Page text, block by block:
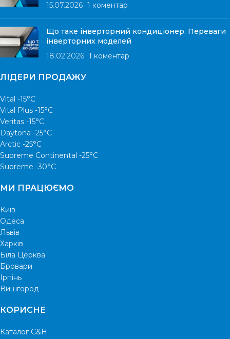
15.07.2026 1 коментар
Що таке інверторний кондиціонер. Переваги
інверторних моделей
18.02.2026 1 коментар
ЛІДЕРИ ПРОДАЖУ
Vital -15°С
Vital Plus -15°C
Veritas -15°С
Daytona -25°С
Arctic -25°С
Supreme Continental -25°С
Supreme -30°С
МИ ПРАЦЮЄМО
Київ
Одеса
Львів
Харків
Біла Церква
Бровари
Ірпінь
Вишгород
КОРИСНЕ
Каталог C&H